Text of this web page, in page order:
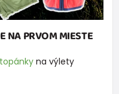
NA PRVOM MIESTE
na výlety